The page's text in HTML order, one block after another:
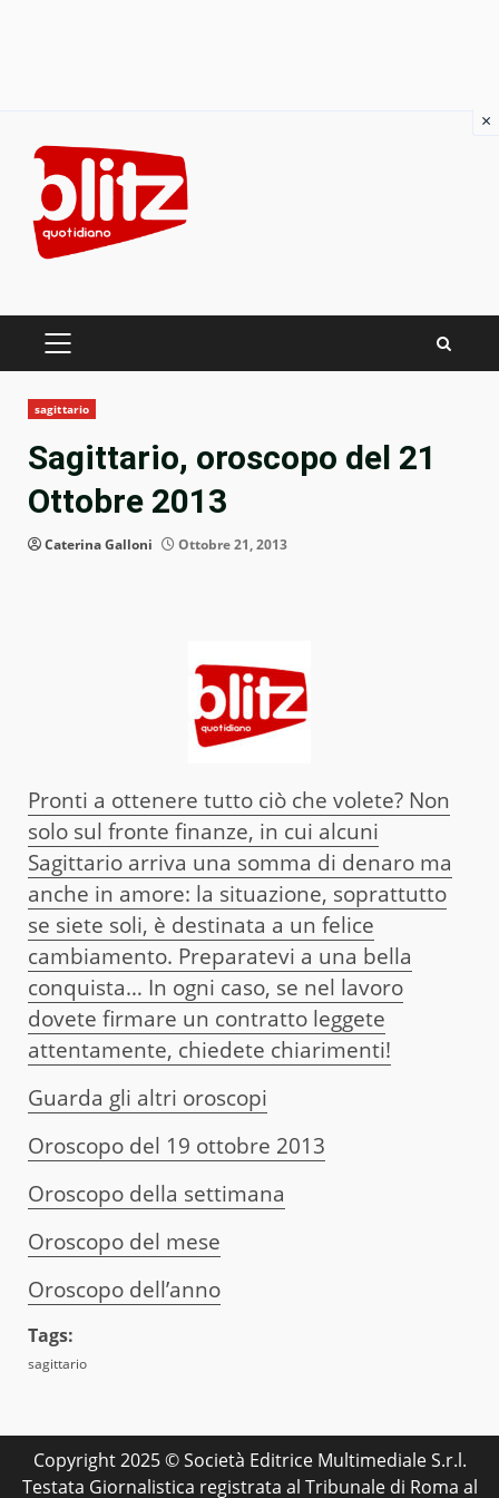
content
PRIMARY
sagittario
Sagittario, oroscopo del 21
Ottobre 2013
Caterina Galloni Ottobre 21, 2013
Pronti a ottenere tutto ciò che volete? Non
solo sul fronte finanze, in cui alcuni
Sagittario arriva una somma di denaro ma
anche in amore: la situazione, soprattutto
se siete soli, è destinata a un felice
cambiamento. Preparatevi a una bella
conquista… In ogni caso, se nel lavoro
dovete firmare un contratto leggete
attentamente, chiedete chiarimenti!
Guarda gli altri oroscopi
Oroscopo del 19 ottobre 2013
Oroscopo della settimana
Oroscopo del mese
Oroscopo dell’anno
Tags:
sagittario
Copyright 2025 © Società Editrice Multimediale S.r.l.
Testata Giornalistica registrata al Tribunale di Roma al
×